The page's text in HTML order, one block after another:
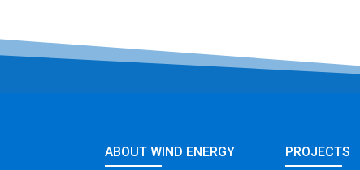
ABOUT WIND ENERGY PROJECTS